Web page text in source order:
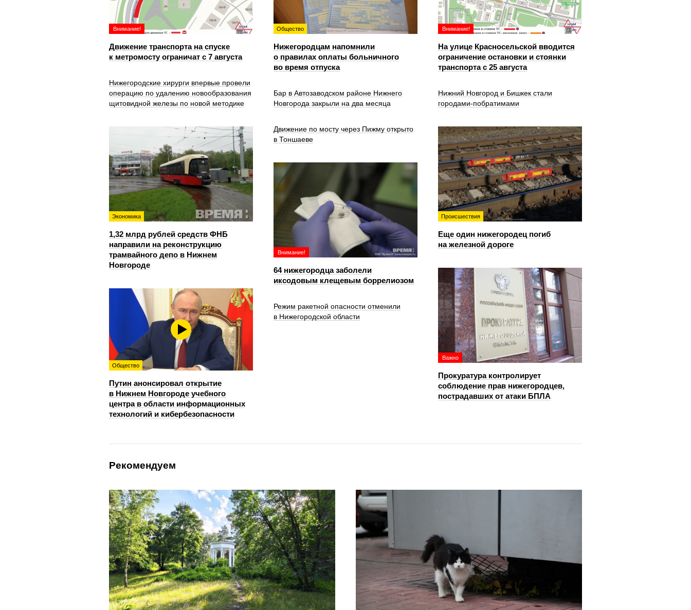
Внимание!
Движение транспорта на спуске
к метромосту ограничат с 7 августа
Общество
Нижегородцам напомнили
о правилах оплаты больничного
во время отпуска
Внимание!
На улице Красносельской вводится
ограничение остановки и стоянки
транспорта с 25 августа
Нижегородские хирурги впервые провели
операцию по удалению новообразования
щитовидной железы по новой методике
Бар в Автозаводском районе Нижнего
Новгорода закрыли на два месяца
Нижний Новгород и Бишкек стали
городами-побратимами
Экономика
1,32 млрд рублей средств ФНБ
направили на реконструкцию
трамвайного депо в Нижнем
Новгороде
Движение по мосту через Пижму открыто
в Тоншаеве
Происшествия
Еще один нижегородец погиб
на железной дороге
Внимание!
64 нижегородца заболели
иксодовым клещевым боррелиозом
Важно
Прокуратура контролирует
соблюдение прав нижегородцев,
пострадавших от атаки БПЛА
Общество
Путин анонсировал открытие
в Нижнем Новгороде учебного
центра в области информационных
технологий и кибербезопасности
Режим ракетной опасности отменили
в Нижегородской области
Рекомендуем